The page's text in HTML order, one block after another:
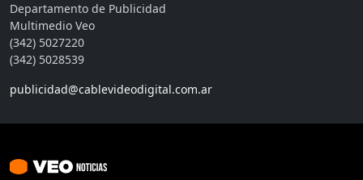
Departamento de Publicidad
Multimedio Veo
(342) 5027220
(342) 5028539
publicidad@cablevideodigital.com.ar